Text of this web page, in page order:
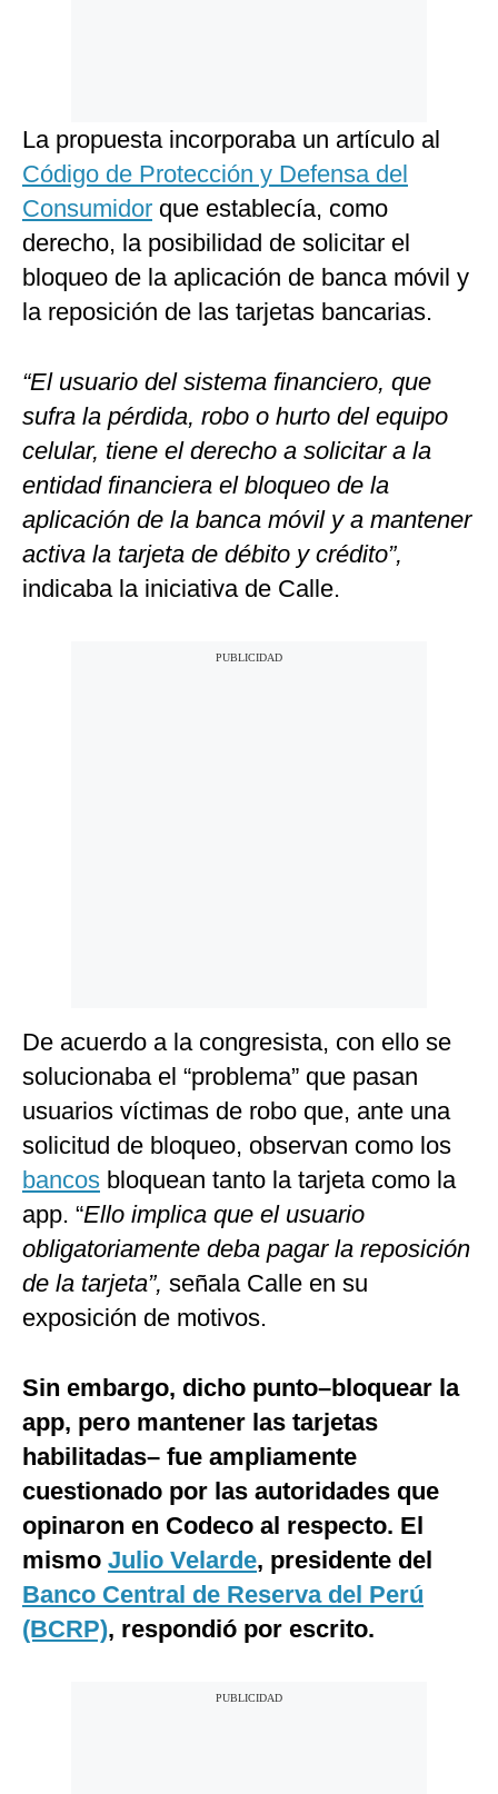
La propuesta incorporaba un artículo al
Código de Protección y Defensa del
Consumidor que establecía, como
derecho, la posibilidad de solicitar el
bloqueo de la aplicación de banca móvil y
la reposición de las tarjetas bancarias.
“El usuario del sistema financiero, que
sufra la pérdida, robo o hurto del equipo
celular, tiene el derecho a solicitar a la
entidad financiera el bloqueo de la
aplicación de la banca móvil y a mantener
activa la tarjeta de débito y crédito”,
indicaba la iniciativa de Calle.
De acuerdo a la congresista, con ello se
solucionaba el “problema” que pasan
usuarios víctimas de robo que, ante una
solicitud de bloqueo, observan como los
bancos bloquean tanto la tarjeta como la
app. “Ello implica que el usuario
obligatoriamente deba pagar la reposición
de la tarjeta”, señala Calle en su
exposición de motivos.
Sin embargo, dicho punto–bloquear la
app, pero mantener las tarjetas
habilitadas– fue ampliamente
cuestionado por las autoridades que
opinaron en Codeco al respecto. El
mismo Julio Velarde, presidente del
Banco Central de Reserva del Perú
(BCRP), respondió por escrito.